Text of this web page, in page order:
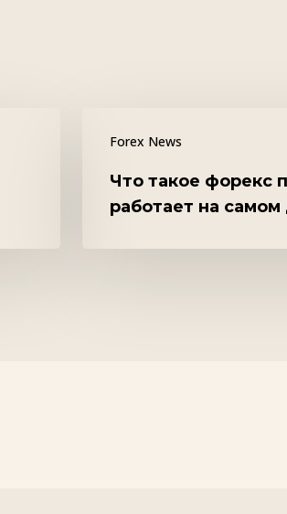
Forex News
такое
форекс
простыми
Что такое форекс
работает на самом